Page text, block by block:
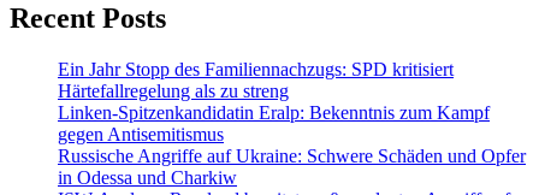
Recent Posts
Ein Jahr Stopp des Familiennachzugs: SPD kritisiert
Härtefallregelung als zu streng
Linken-Spitzenkandidatin Eralp: Bekenntnis zum Kampf
gegen Antisemitismus
Russische Angriffe auf Ukraine: Schwere Schäden und Opfer
in Odessa und Charkiw